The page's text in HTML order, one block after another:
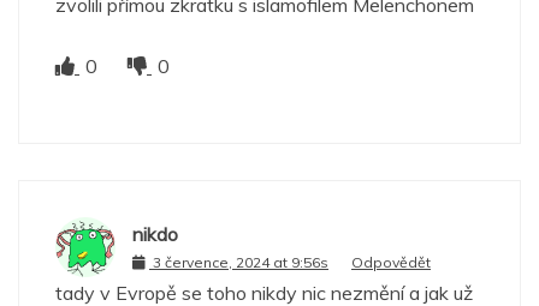
0 0
nikdo
3 července, 2024 at 9:56s Odpovědět
tady v Evropě se toho nikdy nic nezmění a jak už